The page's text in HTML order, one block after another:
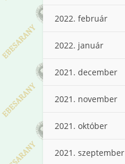
2022. február
2022. január
2021. december
2021. november
2021. október
2021. szeptember